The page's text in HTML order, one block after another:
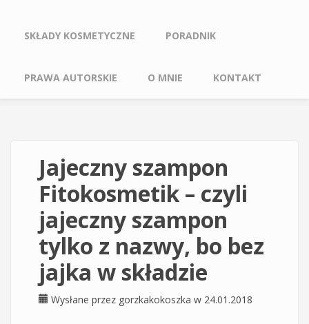
SKŁADY KOSMETYCZNE PORADNIK
PRAWA AUTORSKIE O MNIE KONTAKT
Jajeczny szampon
Fitokosmetik – czyli
jajeczny szampon
tylko z nazwy, bo bez
jajka w składzie
Wysłane przez gorzkakokoszka w 24.01.2018